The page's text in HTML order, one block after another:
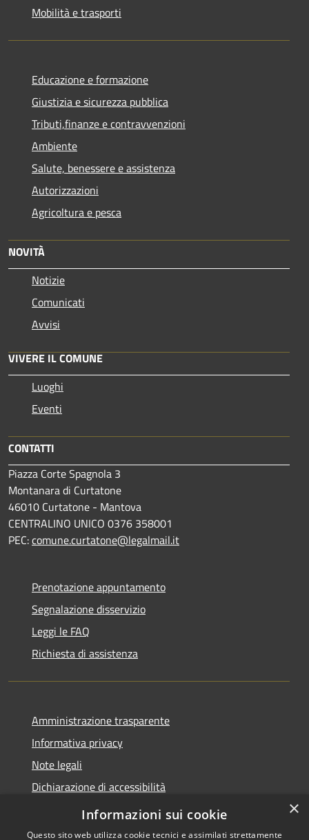
Mobilità e trasporti
Educazione e formazione
Giustizia e sicurezza pubblica
Tributi,finanze e contravvenzioni
Ambiente
Salute, benessere e assistenza
Autorizzazioni
Agricoltura e pesca
NOVITÀ
Notizie
Comunicati
Avvisi
VIVERE IL COMUNE
Luoghi
Eventi
CONTATTI
Piazza Corte Spagnola 3
Montanara di Curtatone
46010 Curtatone - Mantova
CENTRALINO UNICO 0376 358001
PEC:comune.curtatone@legalmail.it
Prenotazione appuntamento
Segnalazione disservizio
Leggi le FAQ
Richiesta di assistenza
Amministrazione trasparente
Informativa privacy
Note legali
Dichiarazione di accessibilità
Meccanismo di Feedback
×
Informazioni sui cookie
Questo sito web utilizza cookie tecnici e assimilati strettamente